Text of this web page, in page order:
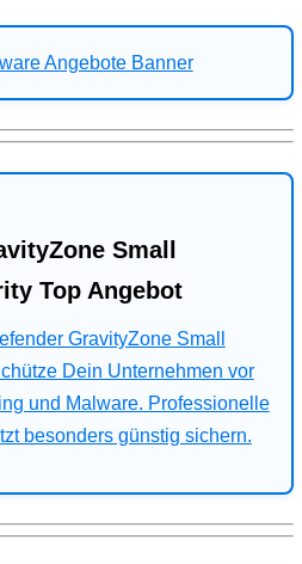
Small
Top Angebot
GravityZone Small
Dein Unternehmen vor
und Malware. Professionelle
besonders günstig sichern.